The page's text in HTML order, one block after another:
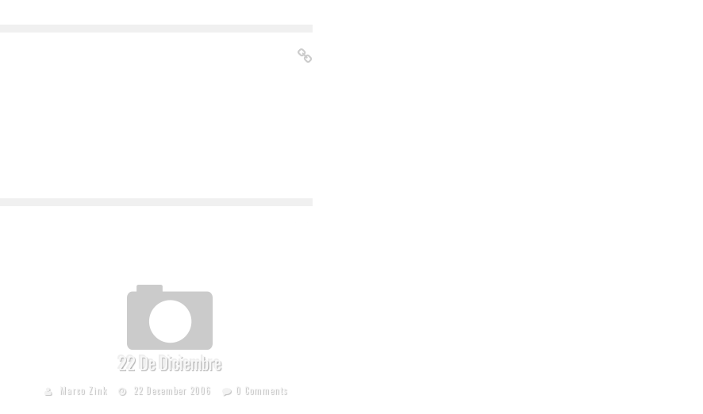
22 De Diciembre
Marco Zink 22 December 2006 0 Comments